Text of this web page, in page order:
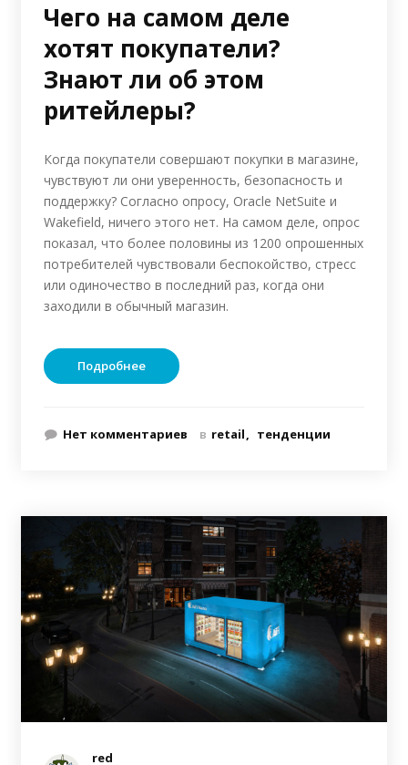
Чего на самом деле
хотят покупатели?
Знают ли об этом
ритейлеры?
Когда покупатели совершают покупки в магазине,
чувствуют ли они уверенность, безопасность и
поддержку? Согласно опросу, Oracle NetSuite и
Wakefield, ничего этого нет. На самом деле, опрос
показал, что более половины из 1200 опрошенных
потребителей чувствовали беспокойство, стресс
или одиночество в последний раз, когда они
заходили в обычный магазин.
Подробнее
Нет комментариев в retail тенденции
red